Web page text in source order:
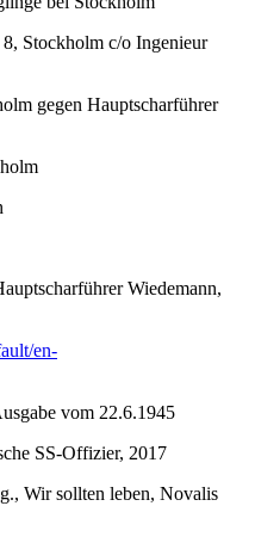
Stockholm c/o Ingenieur
gegen Hauptscharführer
Wiedemann,
en-
vom 22.6.1945
SS-Offizier, 2017
Wir sollten leben, Novalis